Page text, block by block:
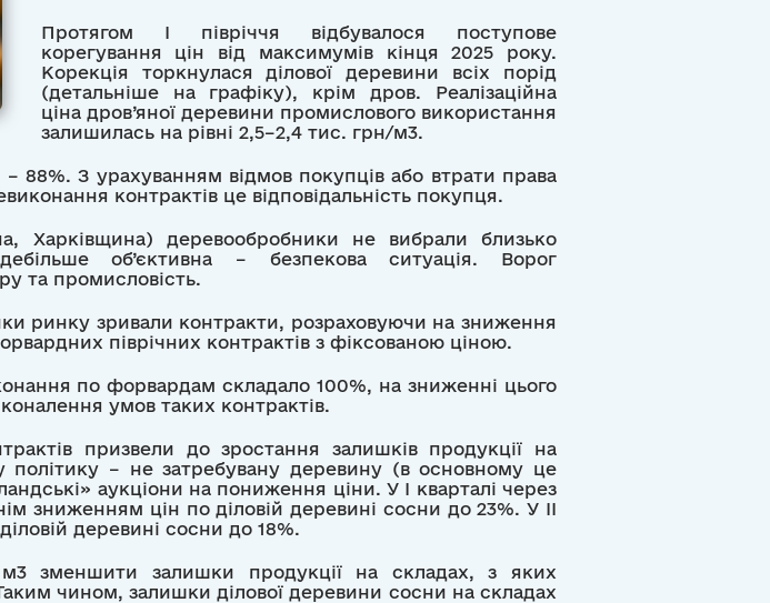
Протягом І півріччя відбувалося поступове
корегування цін від максимумів кінця 2025 року.
Корекція торкнулася ділової деревини всіх порід
(детальніше на графіку), крім дров. Реалізаційна
ціна дров’яної деревини промислового використання
залишилась на рівні 2,5–2,4 тис. грн/м3.
88%. З урахуванням відмов покупців або втрати права
контрактів це відповідальність покупця.
Харківщина) деревообробники не вибрали близько
об’єктивна – безпекова ситуація. Ворог
та промисловість.
ринку зривали контракти, розраховуючи на зниження
піврічних контрактів з фіксованою ціною.
по форвардам складало 100%, на зниженні цього
умов таких контрактів.
призвели до зростання залишків продукції на
політику – не затребувану деревину (в основному це
аукціони на пониження ціни. У І кварталі через
зниженням цін по діловій деревині сосни до 23%. У ІІ
деревині сосни до 18%.
зменшити залишки продукції на складах, з яких
чином, залишки ділової деревини сосни на складах